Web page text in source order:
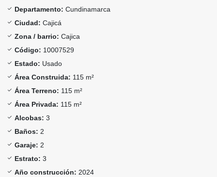
Departamento: Cundinamarca
Ciudad: Cajicá
Zona / barrio: Cajica
Código: 10007529
Estado: Usado
Área Construida: 115 m²
Área Terreno: 115 m²
Área Privada: 115 m²
Alcobas: 3
Baños: 2
Garaje: 2
Estrato: 3
Año construcción: 2024